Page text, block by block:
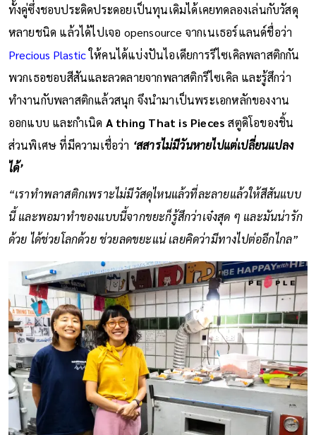
ทั้งคู่ซึ่งชอบประดิดประดอยเป็นทุนเดิมได้เคยทดลองเล่นกับวัสดุ
หลายชนิด แล้วได้ไปเจอ opensource จากเนเธอร์แลนด์ชื่อว่า
Precious Plasticให้คนได้แบ่งปันไอเดียการรีไซเคิลพลาสติกกัน
พวกเธอชอบสีสันและลวดลายจากพลาสติกรีไซเคิล และรู้สึกว่า
ทำงานกับพลาสติกแล้วสนุก จึงนำมาเป็นพระเอกหลักของงาน
ออกแบบ และกำเนิด A thing That is Pieces สตูดิโอของชิ้น
ส่วนพิเศษ ที่มีความเชื่อว่า ‘สสารไม่มีวันหายไปแต่เปลี่ยนแปลง
ได้’
“เราทำพลาสติกเพราะไม่มีวัสดุไหนแล้วที่ละลายแล้วให้สีสันแบบ
นี้ และพอมาทำของแบบนี้จากขยะก็รู้สึกว่าเจ๋งสุด ๆ และมันน่ารัก
ด้วย ได้ช่วยโลกด้วย ช่วยลดขยะแน่ เลยคิดว่ามีทางไปต่ออีกไกล”